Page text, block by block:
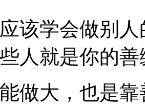
学会做别人
人就是你的善
大，也是靠